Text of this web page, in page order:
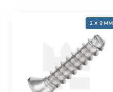
2 X 8 MM